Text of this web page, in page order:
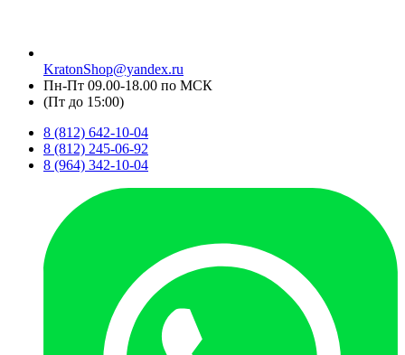
KratonShop@yandex.ru
Пн-Пт 09.00-18.00 по МСК
(Пт до 15:00)
8 (812) 642-10-04
8 (812) 245-06-92
8 (964) 342-10-04